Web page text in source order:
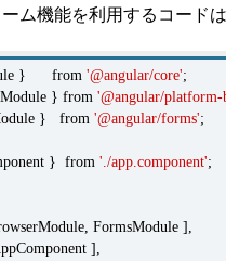
ム機能を利用するコードは
} from '@angular/core';
} from '@angular/platform-
} from '@angular/forms';
} from './app.component';
FormsModule ],
],